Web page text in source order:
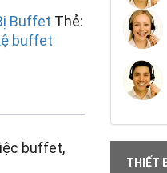
Buffet Thẻ:
buffet
buffet,
THIẾT